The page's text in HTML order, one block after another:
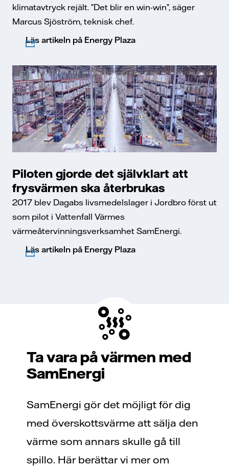
klimatavtryck rejält. ”Det blir en win-win”, säger
Marcus Sjöström, teknisk chef.
Läs artikeln på Energy Plaza
Piloten gjorde det självklart att
frysvärmen ska återbrukas
2017 blev Dagabs livsmedelslager i Jordbro först ut
som pilot i Vattenfall Värmes
värmeåtervinningsverksamhet SamEnergi.
Läs artikeln på Energy Plaza
Ta vara på värmen med
SamEnergi
SamEnergi gör det möjligt för dig
med överskottsvärme att sälja den
värme som annars skulle gå till
spillo. Här berättar vi mer om